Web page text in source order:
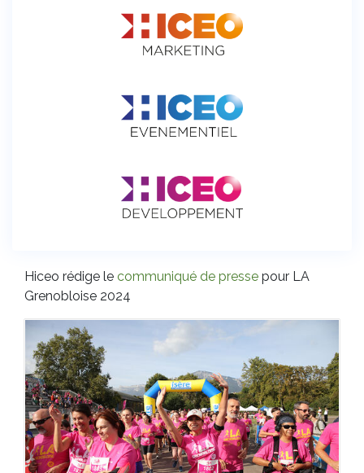
Hiceo rédige le communiqué de presse pour LA
Grenobloise 2024